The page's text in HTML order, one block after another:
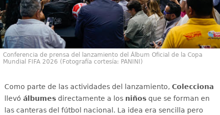
Conferencia de prensa del lanzamiento del Álbum Oficial de la Copa
Mundial FIFA 2026 (Fotografía cortesía: PANINI)
Como parte de las actividades del lanzamiento, Colecciona
llevó álbumesdirectamente a los niñosque se forman en
las canteras del fútbol nacional. La idea era sencilla pero